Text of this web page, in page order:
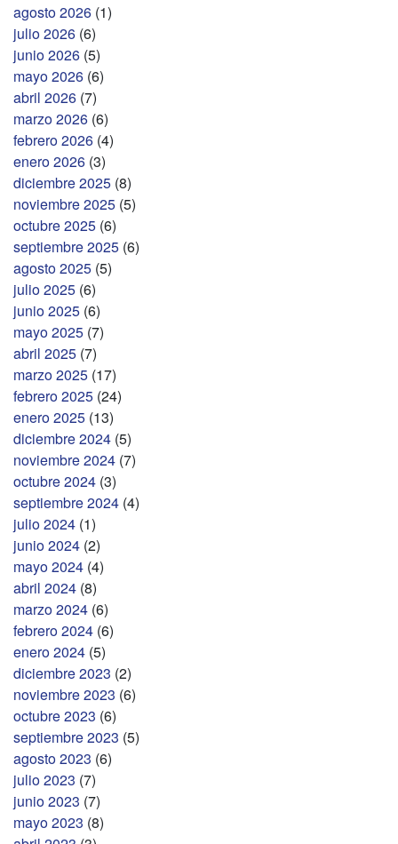
agosto 2026 (1)
julio 2026 (6)
junio 2026 (5)
mayo 2026 (6)
abril 2026 (7)
marzo 2026 (6)
febrero 2026 (4)
enero 2026 (3)
diciembre 2025 (8)
noviembre 2025 (5)
octubre 2025 (6)
septiembre 2025 (6)
agosto 2025 (5)
julio 2025 (6)
junio 2025 (6)
mayo 2025 (7)
abril 2025 (7)
marzo 2025 (17)
febrero 2025 (24)
enero 2025 (13)
diciembre 2024 (5)
noviembre 2024 (7)
octubre 2024 (3)
septiembre 2024 (4)
julio 2024 (1)
junio 2024 (2)
mayo 2024 (4)
abril 2024 (8)
marzo 2024 (6)
febrero 2024 (6)
enero 2024 (5)
diciembre 2023 (2)
noviembre 2023 (6)
octubre 2023 (6)
septiembre 2023 (5)
agosto 2023 (6)
julio 2023 (7)
junio 2023 (7)
mayo 2023 (8)